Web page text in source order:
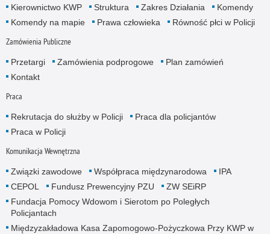
Kierownictwo KWP Struktura Zakres Działania
Komendy
Komendy na mapie
Prawa człowieka Równość płci w Policji
Zamówienia Publiczne
Przetargi Zamówienia podprogowe
Plan zamówień
Kontakt
Praca
Rekrutacja do służby w Policji
Praca dla policjantów
Praca w Policji
Komunikacja Wewnętrzna
Związki zawodowe Współpraca międzynarodowa
IPA
CEPOL
Fundusz Prewencyjny PZU
ZW SEiRP
Fundacja Pomocy Wdowom i Sierotom po Poległych
Policjantach
Międzyzakładowa Kasa Zapomogowo-Pożyczkowa Przy KWP w